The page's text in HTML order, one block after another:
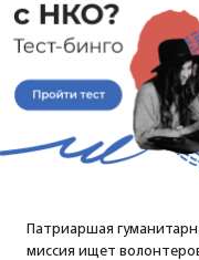
Патриаршая
миссия ищет